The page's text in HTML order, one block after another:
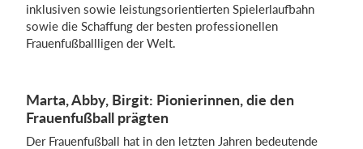
inklusiven sowie leistungsorientierten Spielerlaufbahn
sowie die Schaffung der besten professionellen
Frauenfußballligen der Welt.
Marta, Abby, Birgit: Pionierinnen, die den
Frauenfußball prägten
Der Frauenfußball hat in den letzten Jahren bedeutende